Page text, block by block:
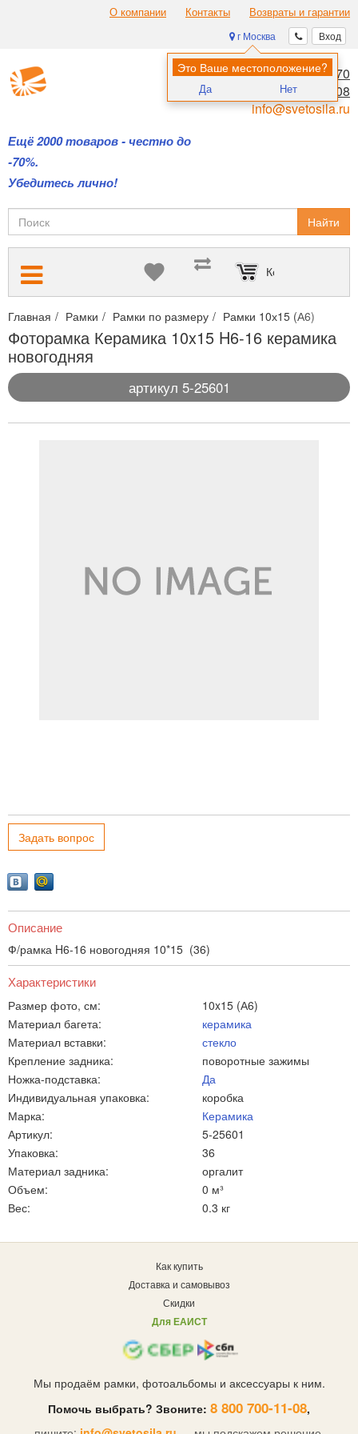
О компании Контакты Возвраты и гарантии
Вход
г Москва
Это Ваше местоположение?
Да Нет
Ещё 2000 товаров - честно до
-70%.
Убедитесь лично!
8 (495) 970-00-70
8 (800) 700-11-08
info@svetosila.ru
Найти
Корзина пуста
Главная Рамки Рамки по размеру Рамки 10х15 (А6)
Фоторамка Керамика 10x15 H6-16 керамика
новогодняя
артикул 5-25601
Задать вопрос
Описание
Ф/рамка H6-16 новогодняя 10*15 (36)
Характеристики
Размер фото, см:
10x15 (А6)
Материал багета:
керамика
Материал вставки:
стекло
Крепление задника:
поворотные зажимы
Ножка-подставка:
Да
Индивидуальная упаковка:
коробка
Марка:
Керамика
Артикул:
5-25601
Упаковка:
36
Материал задника:
оргалит
Объем:
0 м³
Вес:
0.3 кг
Как купить
Доставка и самовывоз
Скидки
Для ЕАИСТ
Мы продаём рамки, фотоальбомы и аксессуары к ним.
Помочь выбрать? Звоните: 8 800 700-11-08,